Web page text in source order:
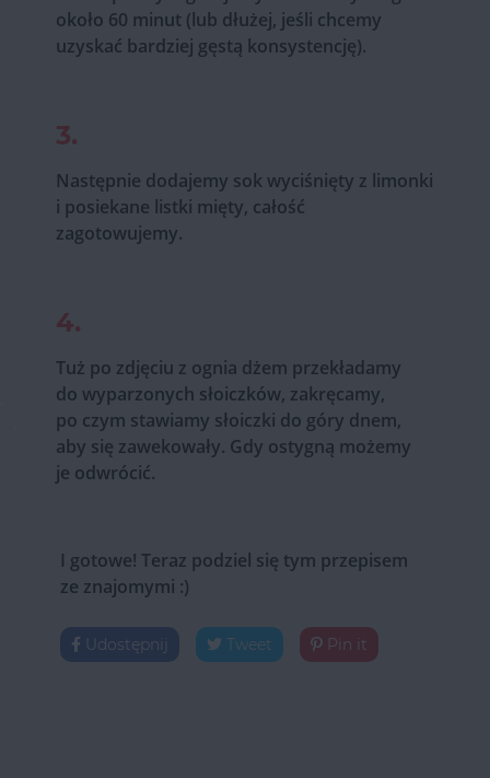
około 60 minut (lub dłużej, jeśli chcemy
uzyskać bardziej gęstą konsystencję).
3.
Następnie dodajemy sok wyciśnięty z limonki
i posiekane listki mięty, całość
zagotowujemy.
4.
Tuż po zdjęciu z ognia dżem przekładamy
do wyparzonych słoiczków, zakręcamy,
po czym stawiamy słoiczki do góry dnem,
aby się zawekowały. Gdy ostygną możemy
je odwrócić.
I gotowe! Teraz podziel się tym przepisem
ze znajomymi :)
Udostępnij Tweet Pin it